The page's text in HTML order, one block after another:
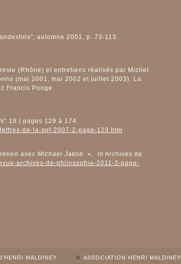
automne 2001, p. 73-113
(Rhône) et entretiens réalisés par Michel
(mai 2001, mai 2002 et juillet 2003), La
Francis Ponge
18 | pages 129 à 174
de-la-spf-2007-2-page-129.htm
avec Michael Jakob »,
in Archives de
archives-de-philosophie-2011-3-page-
MALDINEY ASSOCIATION HENRI MALDINEY